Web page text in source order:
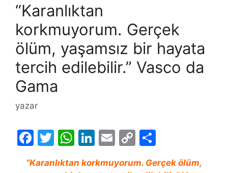
“Karanlıktan
korkmuyorum. Gerçek
ölüm, yaşamsız bir hayata
tercih edilebilir.” Vasco da
Gama
yazar
F
a
T
w
W
h
Li
n
E
C
“Karanlıktan korkmuyorum. Gerçek ölüm,